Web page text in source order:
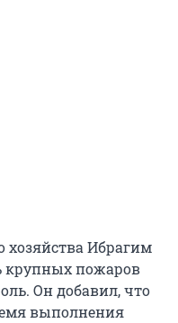
хозяйства Ибрагим
крупных пожаров
Он добавил, что
выполнения